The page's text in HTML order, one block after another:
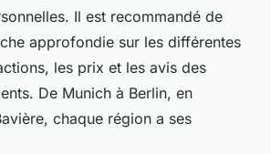
Il est recommandé de
approfondie sur les différentes
les prix et les avis des
De Munich à Berlin, en
chaque région a ses